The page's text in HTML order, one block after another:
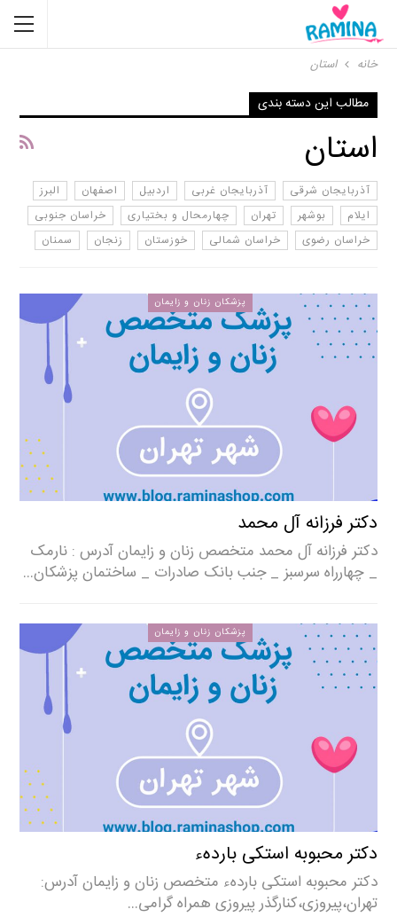
خانه استان
مطالب این دسته بندی
استان
آذربایجان شرقی آذربایجان غربی اردبیل اصفهان
البرز
ایلام
بوشهر تهران چهارمحال و بختیاری
خراسان جنوبی
خراسان رضوی
خراسان شمالی خوزستان زنجان سمنان
پزشکان زنان و زایمان
دکتر فرزانه آل محمد
دکتر فرزانه آل محمد متخصص زنان و زایمان آدرس : نارمک
_ چهارراه سرسبز _ جنب بانک صادرات _ ساختمان پزشکان…
پزشکان زنان و زایمان
دکتر محبوبه استکی باردهء
دکتر محبوبه استکی باردهء متخصص زنان و زایمان آدرس:
تهران،پیروزی،کنارگذر پیروزی همراه گرامی…